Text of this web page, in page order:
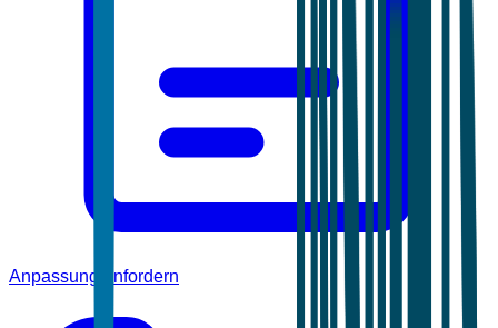
Anpassung anfordern